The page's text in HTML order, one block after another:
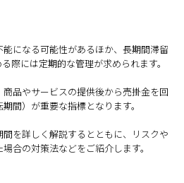
能になる可能性があるほか、長期間滞留
際には定期的な管理が求められます。
品やサービスの提供後から売掛金を回
間）が重要な指標となります。
を詳しく解説するとともに、リスクや
合の対策法などをご紹介します。